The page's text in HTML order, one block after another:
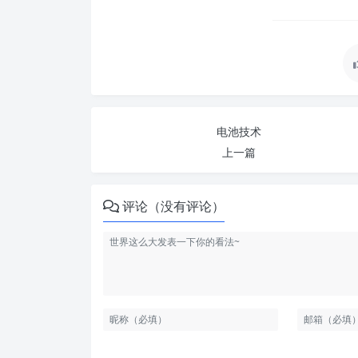
电池技术
上一篇
评论（没有评论）